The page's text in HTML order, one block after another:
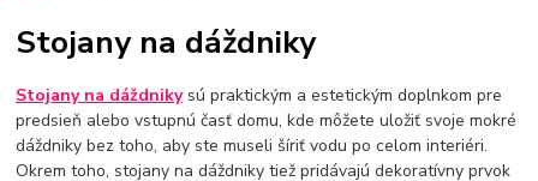
Stojany na dáždniky
Stojany na dáždnikysú praktickým a estetickým doplnkom pre
predsieň alebo vstupnú časť domu, kde môžete uložiť svoje mokré
dáždniky bez toho, aby ste museli šíriť vodu po celom interiéri.
Okrem toho, stojany na dáždniky tiež pridávajú dekoratívny prvok